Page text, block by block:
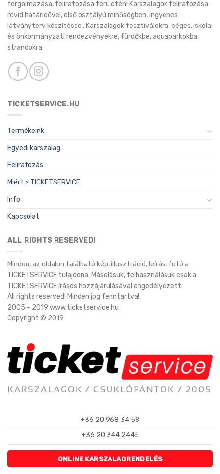
forgalmazása, feliratozása területén! Karszalagok feliratozása:
rövid határidővel, első osztályú minőségben, ingyenes
látványterv készítéssel. Karszalagok fesztiválokra, céges, iskolai
és önkormányzati rendezvényekre, fürdőkbe, aquaparkokba,
strandokra.
TICKETSERVICE.HU
Termékeink
Egyedi karszalag
Feliratozás
Miért a TICKETSERVICE
Info
Kapcsolat
ALL RIGHTS RESERVED!
Minden, az oldalon található kép, illusztráció, leírás, fotó a
TICKETSERVICE tulajdona. Másolásuk, felhasználásuk csak a
TICKETSERVICE írásos hozzájárulásával engedélyezett.
All rights reserved! Minden jog fenntartva!
2005 – 2019 www.ticketservice.hu
Copyright © 2019
+36 20 968 34 58
+36 20 344 2445
ONLINE KARSZALAGRENDELÉS